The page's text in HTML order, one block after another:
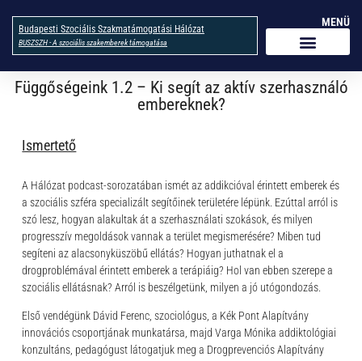
Budapesti Szociális Szakmatámogatási Hálózat
BUSZSZH - A szociális szakemberek támogatása
MENÜ
Függőségeink 1.2 – Ki segít az aktív szerhasználó
embereknek?
Ismertető
A Hálózat podcast-sorozatában ismét az addikcióval érintett emberek és
a szociális szféra specializált segítőinek területére lépünk. Ezúttal arról is
szó lesz, hogyan alakultak át a szerhasználati szokások, és milyen
progresszív megoldások vannak a terület megismerésére? Miben tud
segíteni az alacsonyküszöbű ellátás? Hogyan juthatnak el a
drogproblémával érintett emberek a terápiáig? Hol van ebben szerepe a
szociális ellátásnak? Arról is beszélgetünk, milyen a jó utógondozás.
Első vendégünk Dávid Ferenc, szociológus, a Kék Pont Alapítvány
innovációs csoportjának munkatársa, majd Varga Mónika addiktológiai
konzultáns, pedagógust látogatjuk meg a Drogprevenciós Alapítvány